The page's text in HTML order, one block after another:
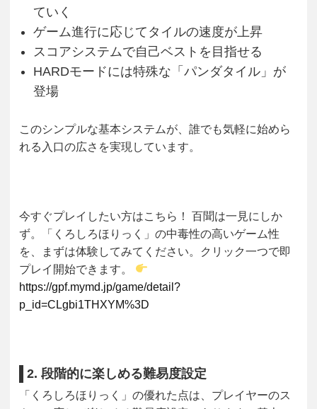
ていく
ゲーム進行に応じてタイルの速度が上昇
スコアシステムで自己ベストを目指せる
HARDモードには特殊な「パンダタイル」が
登場
このシンプルな基本システムが、誰でも気軽に始めら
れる入口の広さを実現しています。
今すぐプレイしたい方はこちら！
百聞は一見にしか
ず。「くろしろほりっく」の中毒性の高いゲーム性
を、まずは体験してみてください。クリック一つで即
プレイ開始できます。
https://gpf.mymd.jp/game/detail?
p_id=CLgbi1THXYM%3D
2. 段階的に楽しめる難易度設定
「くろしろほりっく」の優れた点は、プレイヤーのス